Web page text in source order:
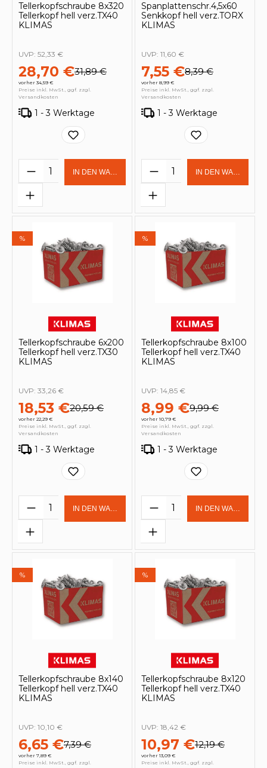
Tellerkopfschraube 8x320
Tellerkopf hell verz.TX40
KLIMAS
28,70 €31,89 €
vorher 34,59 €
UVP: 52,33 €
Preise inkl. MwSt., ggf. zzgl.
Versandkosten
1 - 3 Werktage
Produkt Anzahl: Gib den
IN DEN WARENKORB
Spanplattenschr.4,5x60
Senkkopf hell verz.TORX
KLIMAS
7,55 €8,39 €
vorher 8,99 €
UVP: 11,60 €
Preise inkl. MwSt., ggf. zzgl.
Versandkosten
1 - 3 Werktage
Produkt Anzahl:
IN DEN
%
Tellerkopfschraube 6x200
Tellerkopf hell verz.TX30
KLIMAS
18,53 €20,59 €
vorher 22,29 €
UVP: 33,26 €
Preise inkl. MwSt., ggf. zzgl.
Versandkosten
1 - 3 Werktage
Produkt Anzahl: Gib den
IN DEN WARENKORB
%
Tellerkopfschraube 8x100
Tellerkopf hell verz.TX40
KLIMAS
8,99 €9,99 €
vorher 10,79 €
UVP: 14,85 €
Preise inkl. MwSt., ggf. zzgl.
Versandkosten
1 - 3 Werktage
Produkt Anzahl:
IN DEN
%
Tellerkopfschraube 8x140
Tellerkopf hell verz.TX40
KLIMAS
6,65 €7,39 €
vorher 7,89 €
UVP: 10,10 €
Preise inkl. MwSt., ggf. zzgl.
%
Tellerkopfschraube 8x120
Tellerkopf hell verz.TX40
KLIMAS
10,97 €12,19 €
vorher 13,09 €
UVP: 18,42 €
Preise inkl. MwSt., ggf. zzgl.